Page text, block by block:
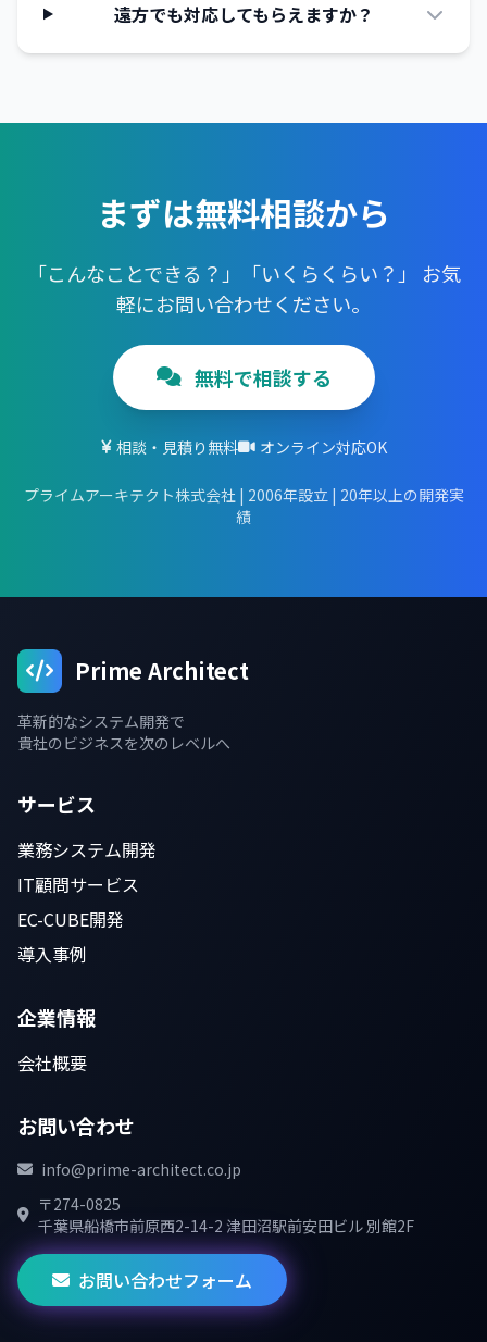
遠方でも対応してもらえますか？
まずは無料相談から
「こんなことできる？」「いくらくらい？」 お気
軽にお問い合わせください。
無料で相談する
相談・見積り無料 オンライン対応OK
プライムアーキテクト株式会社 | 2006年設立 | 20年以上の開発実
績
Prime Architect
革新的なシステム開発で
貴社のビジネスを次のレベルへ
サービス
業務システム開発
IT顧問サービス
EC-CUBE開発
導入事例
企業情報
会社概要
お問い合わせ
info@prime-architect.co.jp
〒274-0825
千葉県船橋市前原西2-14-2 津田沼駅前安田ビル 別館2F
お問い合わせフォーム